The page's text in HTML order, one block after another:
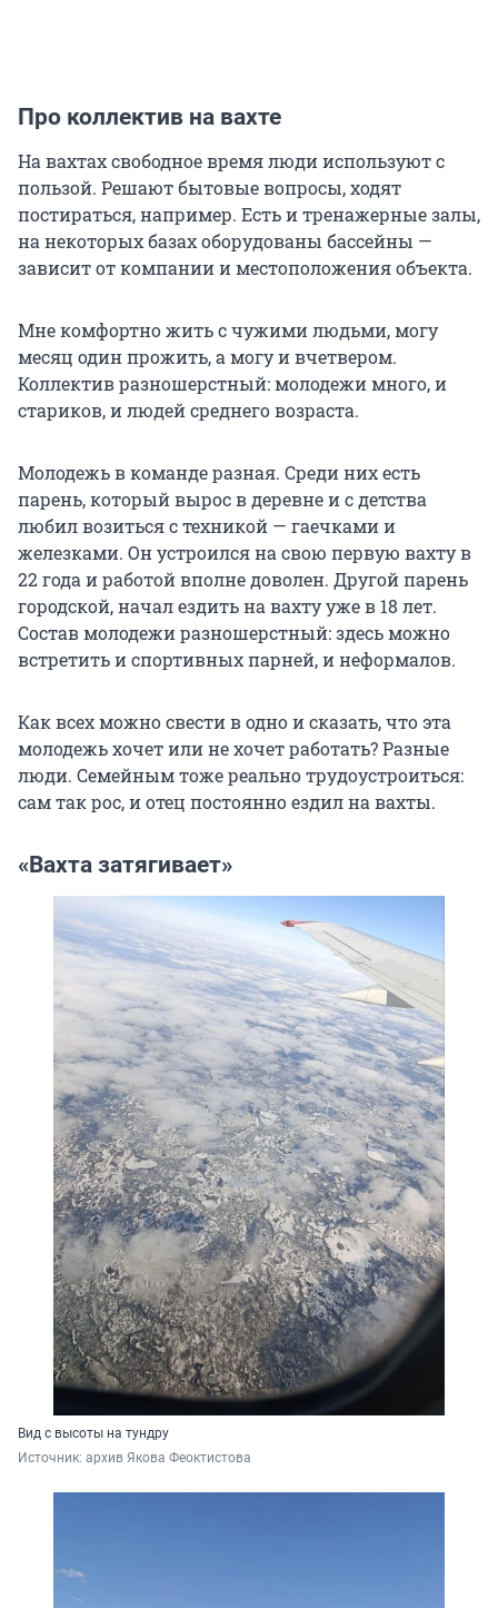
Про коллектив на вахте
На вахтах свободное время люди используют с
пользой. Решают бытовые вопросы, ходят
постираться, например. Есть и тренажерные залы,
на некоторых базах оборудованы бассейны —
зависит от компании и местоположения объекта.
Мне комфортно жить с чужими людьми, могу
месяц один прожить, а могу и вчетвером.
Коллектив разношерстный: молодежи много, и
стариков, и людей среднего возраста.
Молодежь в команде разная. Среди них есть
парень, который вырос в деревне и с детства
любил возиться с техникой — гаечками и
железками. Он устроился на свою первую вахту в
22 года и работой вполне доволен. Другой парень
городской, начал ездить на вахту уже в 18 лет.
Состав молодежи разношерстный: здесь можно
встретить и спортивных парней, и неформалов.
Как всех можно свести в одно и сказать, что эта
молодежь хочет или не хочет работать? Разные
люди. Семейным тоже реально трудоустроиться:
сам так рос, и отец постоянно ездил на вахты.
«Вахта затягивает»
Вид с высоты на тундру
Источник: архив Якова Феоктистова